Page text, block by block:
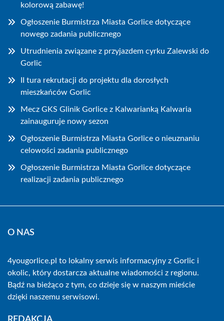
kolorową zabawę!
Ogłoszenie Burmistrza Miasta Gorlice dotyczące
nowego zadania publicznego
Utrudnienia związane z przyjazdem cyrku Zalewski do
Gorlic
II tura rekrutacji do projektu dla dorosłych
mieszkańców Gorlic
Mecz GKS Glinik Gorlice z Kalwarianką Kalwaria
zainauguruje nowy sezon
Ogłoszenie Burmistrza Miasta Gorlice o nieuznaniu
celowości zadania publicznego
Ogłoszenie Burmistrza Miasta Gorlice dotyczące
realizacji zadania publicznego
O NAS
4yougorlice.pl to lokalny serwis informacyjny z Gorlic i
okolic, który dostarcza aktualne wiadomości z regionu.
Bądź na bieżąco z tym, co dzieje się w naszym mieście
dzięki naszemu serwisowi.